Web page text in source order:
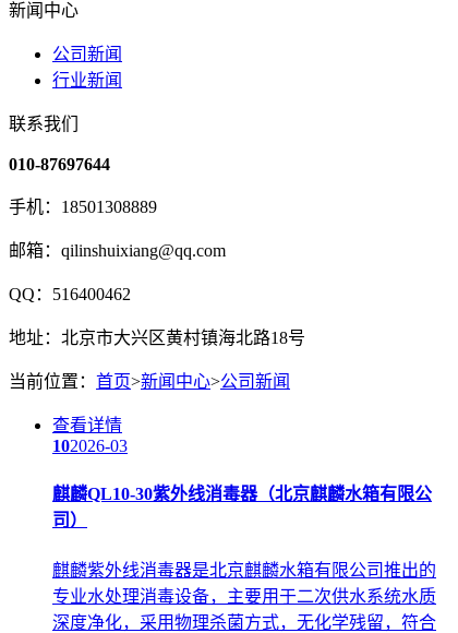
新闻中心
公司新闻
行业新闻
联系我们
010-87697644
手机：18501308889
邮箱：qilinshuixiang@qq.com
QQ：516400462
地址：北京市大兴区黄村镇海北路18号
当前位置： 首页>新闻中心>公司新闻
查看详情
102026-03
麒麟QL10-30紫外线消毒器（北京麒麟水箱有限公
司）
麒麟紫外线消毒器是北京麒麟水箱有限公司推出的
专业水处理消毒设备，主要用于二次供水系统水质
深度净化，采用物理杀菌方式，无化学残留，符合